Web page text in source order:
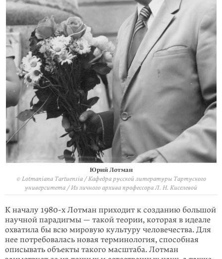
Юрий Лотман
© Lotmaniana Tartuensia / Кафедра русской литературы Тартуского
университета / Из личного архива профессора Л. Н. Киселевой
К началу 1980-х Лотман приходит к созданию большой
научной парадигмы — такой теории, которая в идеале
охватила бы всю мировую культуру челове­чества. Для
нее потребовалась новая терминология, способная
описывать объекты такого масштаба. Лотман